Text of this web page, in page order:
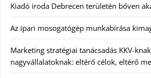
Kiadó iroda Debrecen területén bőven
Az ipari mosogatógép munkabírása
Marketing stratégiai tanácsadás KKV-
nagyvállalatoknak: eltérő célok, eltérő